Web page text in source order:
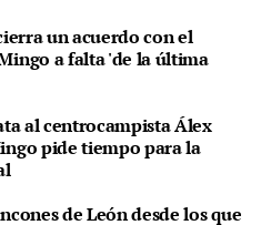
un acuerdo con el
a falta 'de la última
al centrocampista Álex
pide tiempo para la
de León desde los que